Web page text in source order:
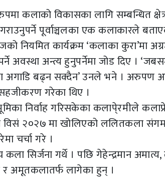
कलाको विकासका लागि सम्बन्धित
पूर्वाञ्चलका एक कलाकारले
नियमित कार्यक्रम ‘कलाका कुरा’मा
अवस्था अन्त्य हुनुपर्नेमा जोड दिए ।
अगाडि बढ्न सक्दैन’ उनले भने । अरुपण
गरेका थिए ।
निर्वाह गरिसकेका कलापे्रमीले
विसं २०२७ मा खोलिएको ललितकला
चर्चा गरे ।
सिर्जना गर्थे । पछि गेहेन्द्रमान
अमूतकलातर्फ लागेका हुन् ।